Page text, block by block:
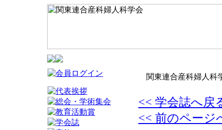
関東連合産科婦人科
<< 学会誌へ戻
<< 前のページ